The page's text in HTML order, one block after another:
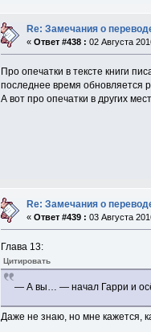
Re: Замечания о
«Ответ #438 : 02 Августа
Про опечатки в тексте книги
последнее время обновляется
А вот про опечатки в других
Re: Замечания о
«Ответ #439 : 03 Августа
Глава 13:
Цитировать
— А вы… — начал Гарри и
Даже не знаю, но мне кажется,